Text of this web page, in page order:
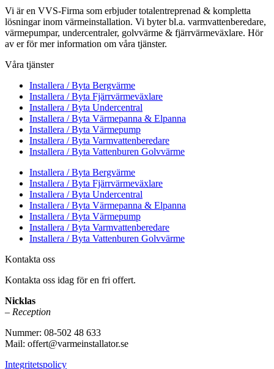
Vi är en VVS-Firma som erbjuder totalentreprenad & kompletta
lösningar inom värmeinstallation. Vi byter bl.a. varmvattenberedare,
värmepumpar, undercentraler, golvvärme & fjärrvärmeväxlare. Hör
av er för mer information om våra tjänster.
Våra tjänster
Installera / Byta Bergvärme
Installera / Byta Fjärrvärmeväxlare
Installera / Byta Undercentral
Installera / Byta Värmepanna & Elpanna
Installera / Byta Värmepump
Installera / Byta Varmvattenberedare
Installera / Byta Vattenburen Golvvärme
Installera / Byta Bergvärme
Installera / Byta Fjärrvärmeväxlare
Installera / Byta Undercentral
Installera / Byta Värmepanna & Elpanna
Installera / Byta Värmepump
Installera / Byta Varmvattenberedare
Installera / Byta Vattenburen Golvvärme
Kontakta oss
Kontakta oss idag för en fri offert.
Nicklas
– Reception
Nummer: 08-502 48 633
Mail: offert@varmeinstallator.se
Integritetspolicy